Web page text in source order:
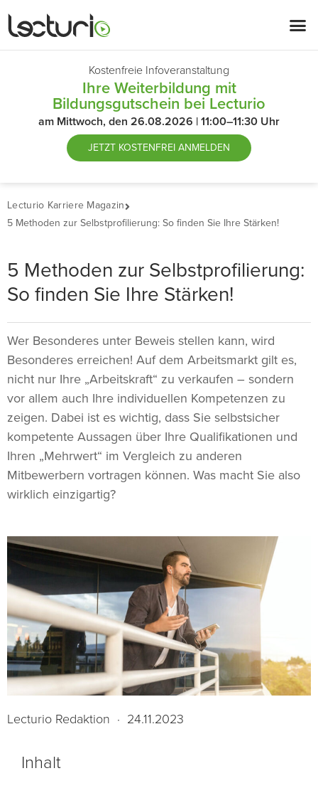
Kostenfreie Infoveranstaltung
Ihre Weiterbildung mit
Bildungsgutschein bei Lecturio
am Mittwoch, den 26.08.2026 | 11:00–11:30 Uhr
JETZT KOSTENFREI ANMELDEN
Lecturio Karriere Magazin
5 Methoden zur Selbstprofilierung: So finden Sie Ihre Stärken!
5 Methoden zur Selbstprofilierung:
So finden Sie Ihre Stärken!
Wer Besonderes unter Beweis stellen kann, wird
Besonderes erreichen! Auf dem Arbeitsmarkt gilt es,
nicht nur Ihre „Arbeitskraft“ zu verkaufen – sondern
vor allem auch Ihre individuellen Kompetenzen zu
zeigen. Dabei ist es wichtig, dass Sie selbstsicher
kompetente Aussagen über Ihre Qualifikationen und
Ihren „Mehrwert“ im Vergleich zu anderen
Mitbewerbern vortragen können. Was macht Sie also
wirklich einzigartig?
Lecturio Redaktion · 24.11.2023
Inhalt